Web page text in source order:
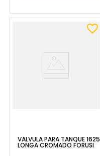
VÁLVULA PARA TANQUE 1625
LONGA CROMADO FORUSI